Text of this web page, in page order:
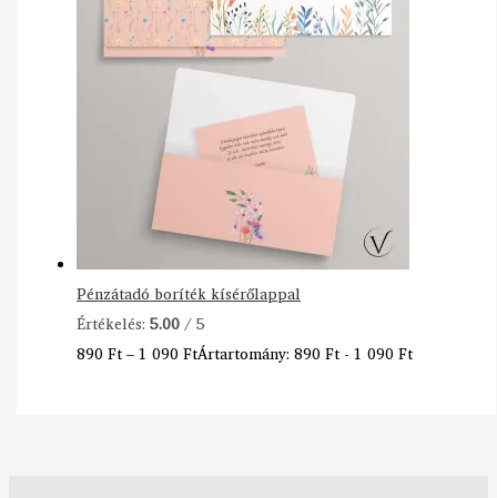
Pénzátadó boríték kísérőlappal
Értékelés:5.00/ 5
890Ft–1 090FtÁrtartomány: 890 Ft - 1 090 Ft